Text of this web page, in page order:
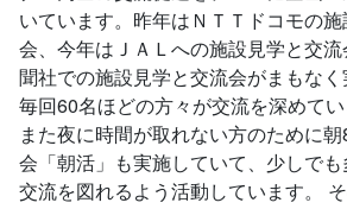
いています。昨年はＮＴＴドコモの
会、今年はＪＡＬへの施設見学と交
聞社での施設見学と交流会がまもなく
毎回60名ほどの方々が交流を深めてい
また夜に時間が取れない方のために
会「朝活」も実施していて、少しで
交流を図れるよう活動しています。